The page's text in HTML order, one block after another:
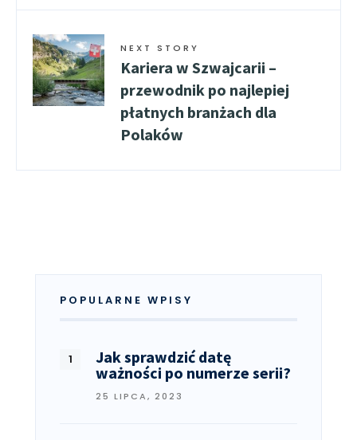
NEXT STORY
Kariera w Szwajcarii –
przewodnik po najlepiej
płatnych branżach dla
Polaków
POPULARNE WPISY
Jak sprawdzić datę
ważności po numerze serii?
25 LIPCA, 2023